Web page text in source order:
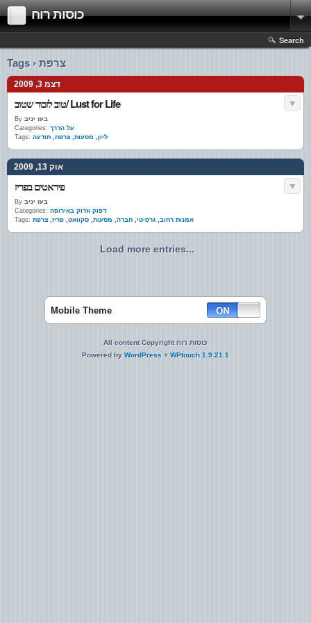
כוסות רוח
Search
Tags › צרפת
דצמ 3, 2009
טוב לזכור שטוב/ Lust for Life
By בעז יניב
Categories: על הדרך
Tags:
ליון, מסעות, צרפת, תודעה
אוק 13, 2009
פיראטים בפריז
By בעז יניב
Categories: דפוק וזרוק באירופה
Tags:
אמנות רחוב, גרפיטי, חברה, מסעות, סקוואט, פריז, צרפת
Load more entries...
Mobile Theme
All content Copyright כוסות רוח
Powered by WordPress + WPtouch 1.9.21.1